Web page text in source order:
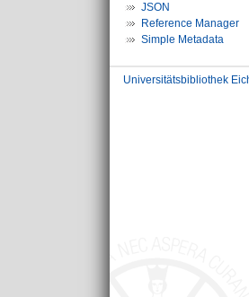
JSON
Reference Manager
Simple Metadata
Universitätsbibliothek